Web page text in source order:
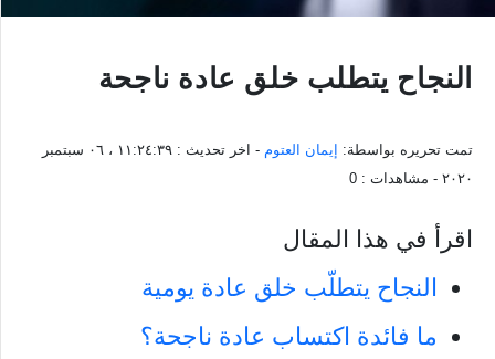
النجاح يتطلب خلق عادة ناجحة
تمت تحريره بواسطة: إيمان العتوم - اخر تحديث :
١١:٢٤:٣٩ ، ٠٦ سبتمبر
٢٠٢٠ - مشاهدات : 0
اقرأ في هذا المقال
النجاح يتطلّب خلق عادة يومية
ما فائدة اكتساب عادة ناجحة؟